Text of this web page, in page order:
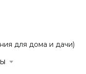
для дома и дачи)